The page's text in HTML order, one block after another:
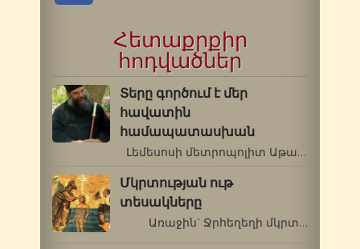
Հետաքրքիր
հոդվածներ
Տերը գործում է մեր
հավատին
համապատասխան
Լեմեսոսի մետրոպոլիտ Աթանաս …
Մկրտության ութ
տեսակները
Առաջին` Ջրհեղեղի մկրտությունը…